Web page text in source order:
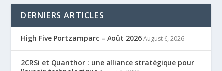
DERNIERS ARTICLES
High Five Portzamparc – Août 2026 August 6, 2026
2CRSi et Quanthor : une alliance stratégique pour